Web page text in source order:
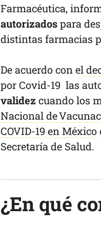
Farmacéutica,
autorizadospara
distintas farmacias
De acuerdo con el
por Covid-19 las
validez cuando los
Nacional de
COVID-19 en México
Secretaría de Salud.
¿En qué